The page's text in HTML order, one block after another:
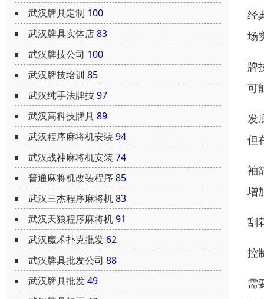
武汉牌具定制 100
武汉牌具实体店83
武汉牌技公司 100
武汉牌技培训 85
武汉纯手法牌技97
武汉高科技牌具89
武汉程序麻将机安装 94
武汉战神麻将机安装 74
普通麻将机改装程序85
武汉三杰程序麻将机83
武汉天狼程序麻将机91
武汉魔术扑克批发 62
武汉牌具批发公司 88
武汉牌具批发49
经
场
牌
可
发
但
袖
增
刮
控
需